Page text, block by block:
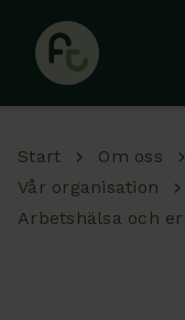
Start Om oss
Vår organisation
Arbetshälsa och